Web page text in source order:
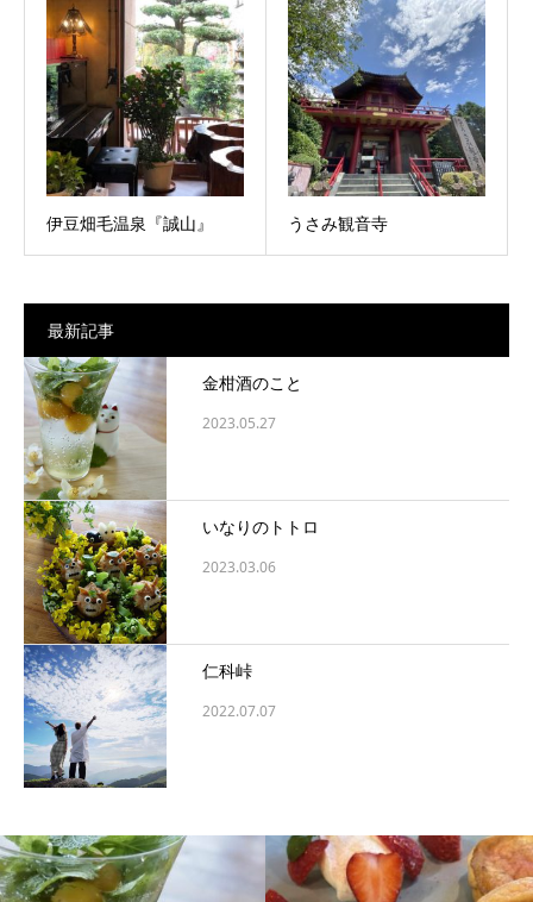
伊豆畑毛温泉『誠山』 うさみ観音寺
最新記事
金柑酒のこと
2023.05.27
いなりのトトロ
2023.03.06
仁科峠
2022.07.07